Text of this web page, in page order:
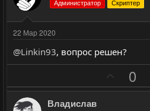
Администратор Скриптер
22 Мар 2020
@Linkin93, вопрос решен?
о
0
Владислав